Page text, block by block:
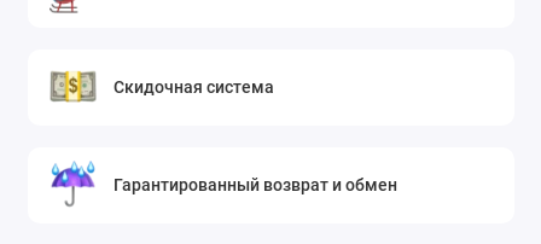
Скидочная система
Гарантированный возврат и обмен